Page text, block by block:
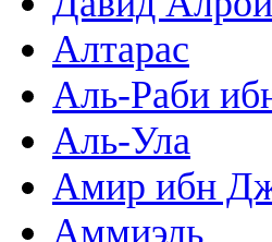
Алтарас
Аль-Раби
Аль-Ула
Амир ибн
Аммиэль